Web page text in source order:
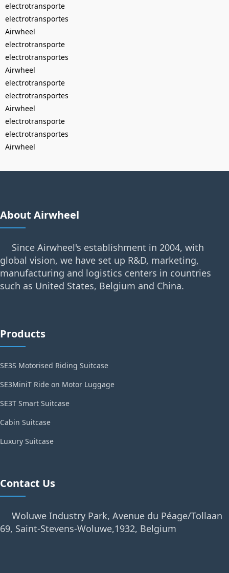
electrotransporte
electrotransportes
Airwheel
electrotransporte
electrotransportes
Airwheel
electrotransporte
electrotransportes
Airwheel
electrotransporte
electrotransportes
Airwheel
About Airwheel
Since Airwheel's establishment in 2004, with
global vision, we have set up R&D, marketing,
manufacturing and logistics centers in countries
such as United States, Belgium and China.
Products
SE3S Motorised Riding Suitcase
SE3MiniT Ride on Motor Luggage
SE3T Smart Suitcase
Cabin Suitcase
Luxury Suitcase
Contact Us
Woluwe Industry Park, Avenue du Péage/Tollaan
69, Saint-Stevens-Woluwe,1932, Belgium